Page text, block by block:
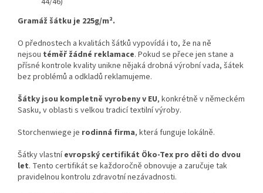
Gramáž šátku je 225g/m².
O přednostech a kvalitách šátků vypovídá i to, že na ně
nejsou téměř žádné reklamace. Pokud se přece jen stane a
přísné kontrole kvality unikne nějaká drobná výrobní vada, šátek
bez problémů a odkladů reklamujeme.
Šátky jsou kompletně vyrobeny v EU, konkrétně v německém
Sasku, v oblasti s velkou tradicí textilní výroby.
Storchenwiege je rodinná firma, která funguje lokálně.
Šátky vlastníevropský certifikát Öko-Tex pro děti do dvou
let. Tento certifikát se každoročně obnovuje a zaručuje tak
pravidelnou kontrolu zdravotní nezávadnosti.